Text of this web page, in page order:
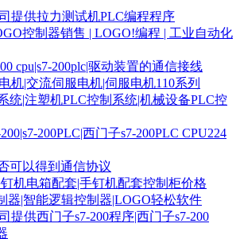
提供拉力测试机PLC编程程序
控制器销售 | LOGO!编程 | 工业自动化
cpu|s7-200plc|驱动装置的通信接线
机|交流伺服电机|伺服电机110系列
统|注塑机PLC控制系统|机械设备PLC控
200PLC|西门子s7-200PLC CPU224
可以得到通信协议
机电箱配套|手钉机配套控制柜价格
器|智能逻辑控制器|LOGO轻松软件
提供西门子s7-200程序|西门子s7-200